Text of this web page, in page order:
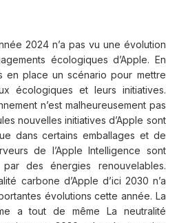
2024 n’a pas vu une évolution
écologiques d’Apple. En
en place un scénario pour mettre
écologiques et leurs initiatives.
n’est malheureusement pas
nouvelles initiatives d’Apple sont
dans certains emballages et de
de l’Apple Intelligence sont
des énergies renouvelables.
carbone d’Apple d’ici 2030 n’a
évolutions cette année. La
a tout de même La neutralité